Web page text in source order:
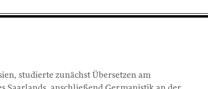
studierte zunächst Übersetzen am